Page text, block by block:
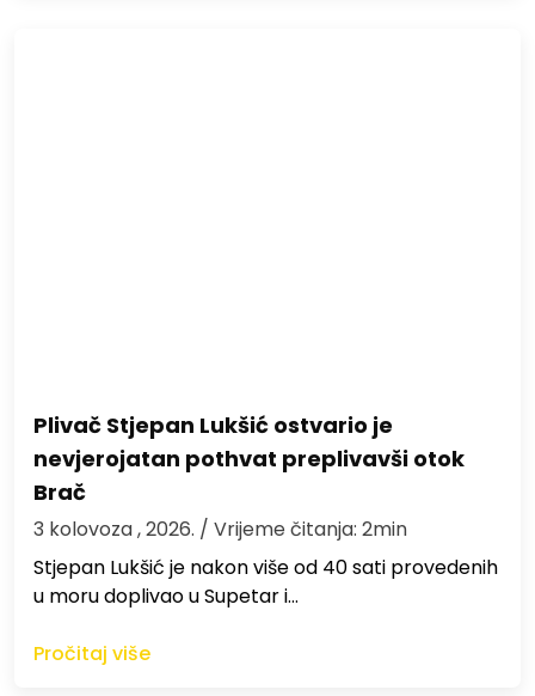
Plivač Stjepan Lukšić ostvario je
nevjerojatan pothvat preplivavši otok
Brač
3 kolovoza , 2026. / Vrijeme čitanja: 2min
St​jepan Lukšić je nakon više od 40 sati provedenih
u moru doplivao u Supetar i…
Pročitaj više